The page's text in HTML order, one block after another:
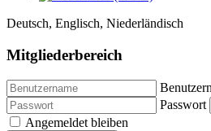
Deutsch, Englisch, Niederländisch
Mitgliederbereich
Passwort
Angemeldet bleiben